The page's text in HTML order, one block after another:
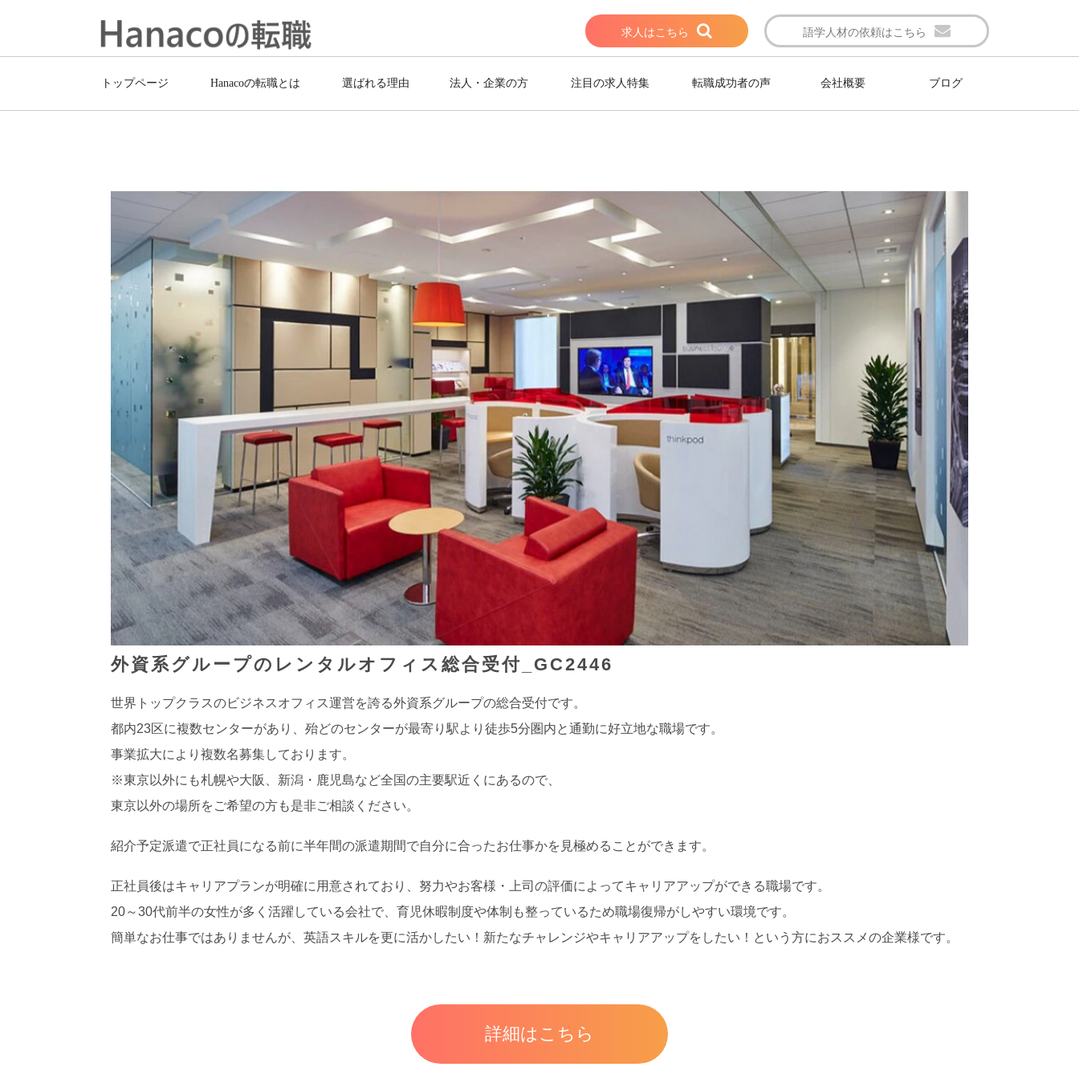
求人はこちら 語学人材の依頼はこちら
トップページ Hanacoの転職とは 選ばれる理由 法人・企業の方 注目の求人特集 転職成功者の声 会社概要 ブログ
外資系グループのレンタルオフィス総合受付_GC2446
世界トップクラスのビジネスオフィス運営を誇る外資系グループの総合受付です。
都内23区に複数センターがあり、殆どのセンターが最寄り駅より徒歩5分圏内と通勤に好立地な職場です。
事業拡大により複数名募集しております。
※東京以外にも札幌や大阪、新潟・鹿児島など全国の主要駅近くにあるので、
東京以外の場所をご希望の方も是非ご相談ください。
紹介予定派遣で正社員になる前に半年間の派遣期間で自分に合ったお仕事かを見極めることができます。
正社員後はキャリアプランが明確に用意されており、努力やお客様・上司の評価によってキャリアアップができる職場です。
20～30代前半の女性が多く活躍している会社で、育児休暇制度や体制も整っているため職場復帰がしやすい環境です。
簡単なお仕事ではありませんが、英語スキルを更に活かしたい！新たなチャレンジやキャリアアップをしたい！という方におススメの企業様です。
詳細はこちら